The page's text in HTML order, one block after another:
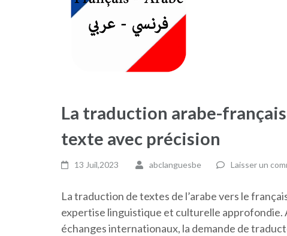
La traduction arabe-
texte avec précision
13 Juil,2023 abclanguesbe Laisser un
La traduction de textes de l’arabe vers le
expertise linguistique et culturelle approfondie.
échanges internationaux, la demande de